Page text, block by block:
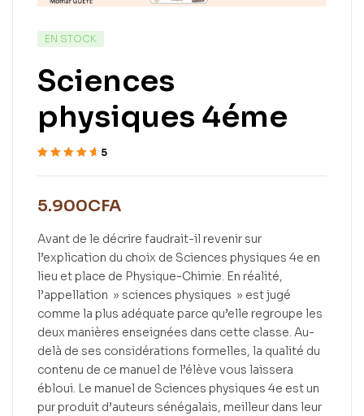
EN STOCK
Sciences
physiques 4éme
notations
5
5.900CFA
Avant de le décrire faudrait-il revenir sur
l’explication du choix de Sciences physiques 4e en
lieu et place de Physique-Chimie. En réalité,
l’appellation » sciences physiques » est jugé
comme la plus adéquate parce qu’elle regroupe les
deux manières enseignées dans cette classe. Au-
delà de ses considérations formelles, la qualité du
contenu de ce manuel de l’élève vous laissera
ébloui. Le manuel de Sciences physiques 4e est un
pur produit d’auteurs sénégalais, meilleur dans leur